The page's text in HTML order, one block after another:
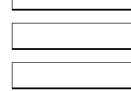
ای